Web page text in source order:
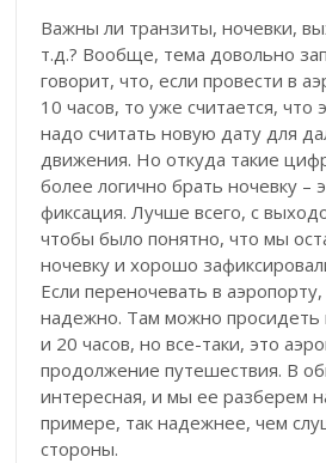
Важны ли транзиты, ночевки,
т.д.? Вообще, тема довольно
говорит, что, если провести в
10 часов, то уже считается, что
надо считать новую дату для
движения. Но откуда такие
более логично брать ночевку –
фиксация. Лучше всего, с
чтобы было понятно, что мы
ночевку и хорошо
Если переночевать в
надежно. Там можно просидеть
и 20 часов, но все-таки, это
продолжение путешествия. В
интересная, и мы ее разберем
примере, так надежнее, чем
стороны.